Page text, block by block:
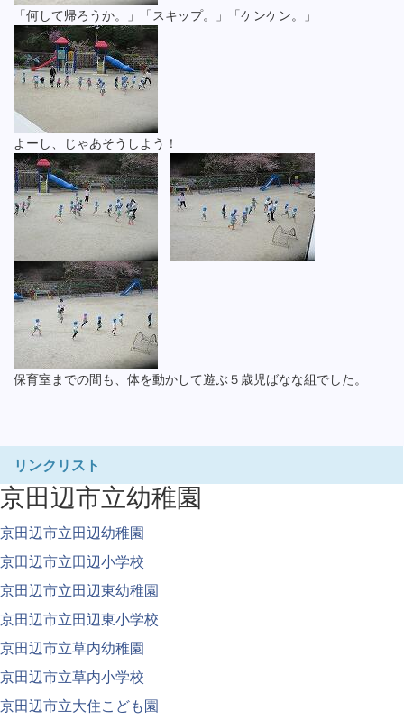
「何して帰ろうか。」「スキップ。」「ケンケン。」
よーし、じゃあそうしよう！
保育室までの間も、体を動かして遊ぶ５歳児ばなな組でした。
リンクリスト
京田辺市立幼稚園
京田辺市立田辺幼稚園
京田辺市立田辺小学校
京田辺市立田辺東幼稚園
京田辺市立田辺東小学校
京田辺市立草内幼稚園
京田辺市立草内小学校
京田辺市立大住こども園